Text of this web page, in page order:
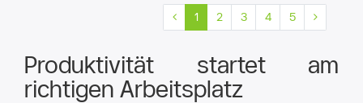
1 2 3 4 5
Produktivität startet am
richtigen Arbeitsplatz